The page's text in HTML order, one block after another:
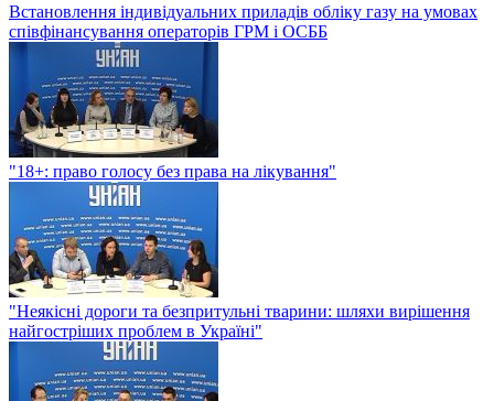
Встановлення індивідуальних приладів обліку газу на умовах
співфінансування операторів ГРМ і ОСББ
"18+: право голосу без права на лікування"
"Неякісні дороги та безпритульні тварини: шляхи вирішення
найгостріших проблем в Україні"